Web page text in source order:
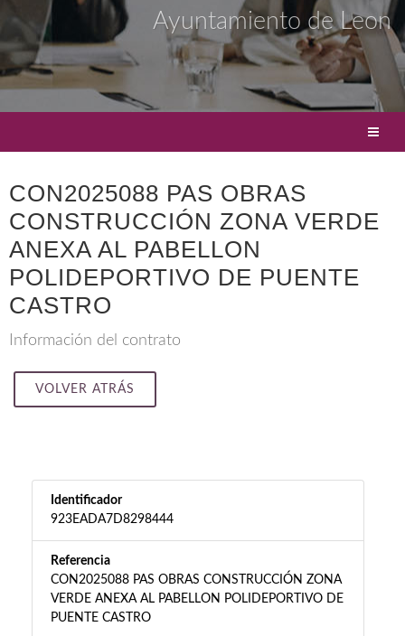
Ayuntamiento de Leon
CON2025088 PAS OBRAS
CONSTRUCCIÓN ZONA VERDE
ANEXA AL PABELLON
POLIDEPORTIVO DE PUENTE
CASTRO
Información del contrato
VOLVER ATRÁS
Identificador
923EADA7D8298444
Referencia
CON2025088 PAS OBRAS CONSTRUCCIÓN ZONA
VERDE ANEXA AL PABELLON POLIDEPORTIVO DE
PUENTE CASTRO